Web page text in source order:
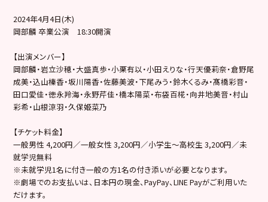
2024年4月4日(木)
岡部麟 卒業公演 18:30開演
【出演メンバー】
岡部麟・岩立沙穂・大盛真歩・小栗有以・小田えりな・行天優莉奈・倉野尾
成美・込山榛香・坂川陽香・佐藤美波・下尾みう・鈴木くるみ・髙橋彩音・
田口愛佳・徳永羚海・永野芹佳・橋本陽菜・布袋百椛・向井地美音・村山
彩希・山根涼羽・久保姫菜乃
【チケット料金】
一般男性 4,200円／一般女性 3,200円／小学生～高校生 3,200円／未
就学児無料
※未就学児1名に付き一般の方1名の付き添いが必要となります。
※劇場でのお支払いは、日本円の現金、PayPay、LINE Payがご利用いた
だけます。